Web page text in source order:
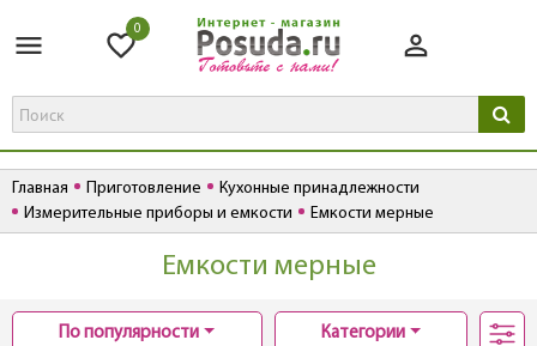
0
Главная Приготовление
Кухонные принадлежности
Измерительные приборы и емкости
Емкости мерные
Емкости мерные
По популярности Категории